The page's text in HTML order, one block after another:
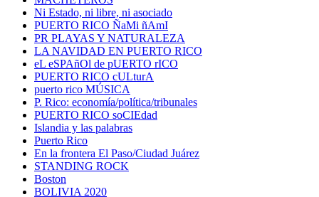
Ni Estado, ni libre, ni asociado
PUERTO RICO ÑaMi ñAmI
PR PLAYAS Y NATURALEZA
LA NAVIDAD EN PUERTO RICO
eL eSPAñOl de pUERTO rICO
PUERTO RICO cULturA
puerto rico MÚSICA
P. Rico: economía/política/tribunales
PUERTO RICO soCIEdad
Islandia y las palabras
Puerto Rico
En la frontera El Paso/Ciudad Juárez
STANDING ROCK
Boston
BOLIVIA 2020